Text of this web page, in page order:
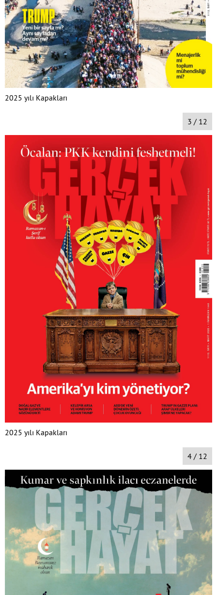
2025 yılı Kapakları
3 / 12
2025 yılı Kapakları
4 / 12